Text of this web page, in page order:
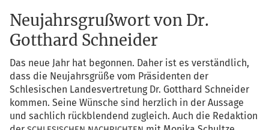
Neujahrsgrußwort von Dr.
Gotthard Schneider
Das neue Jahr hat begon­nen. Daher ist es ver­ständ­lich,
dass die Neu­jahrs­grü­ße vom Prä­si­den­ten der
Schle­si­schen Lan­des­ver­tre­tung Dr. Gott­hard Schnei­der
kom­men. Sei­ne Wün­sche sind herz­lich in der Aus­sa­ge
und sach­lich rück­blen­dend zugleich. Auch die Redak­ti­on